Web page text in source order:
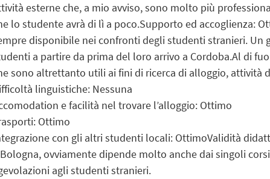
esterne che, a mio avviso, sono molto più
lo studente avrà di lì a poco.Supporto ed accoglienza:
disponibile nei confronti degli studenti stranieri.
a partire da prima del loro arrivo a Cordoba.Al di
sono altrettanto utili ai fini di ricerca di alloggio, attività
linguistiche: Nessuna
e facilità nel trovare l’alloggio: Ottimo
Ottimo
con gli altri studenti locali: OttimoValidità
ovviamente dipende molto anche dai singoli
agli studenti stranieri.